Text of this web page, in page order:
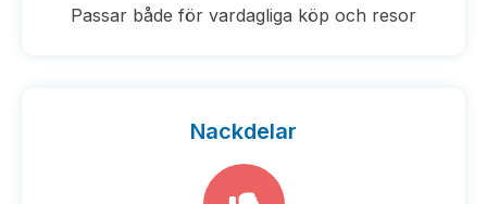
Passar både för vardagliga köp och resor
Nackdelar